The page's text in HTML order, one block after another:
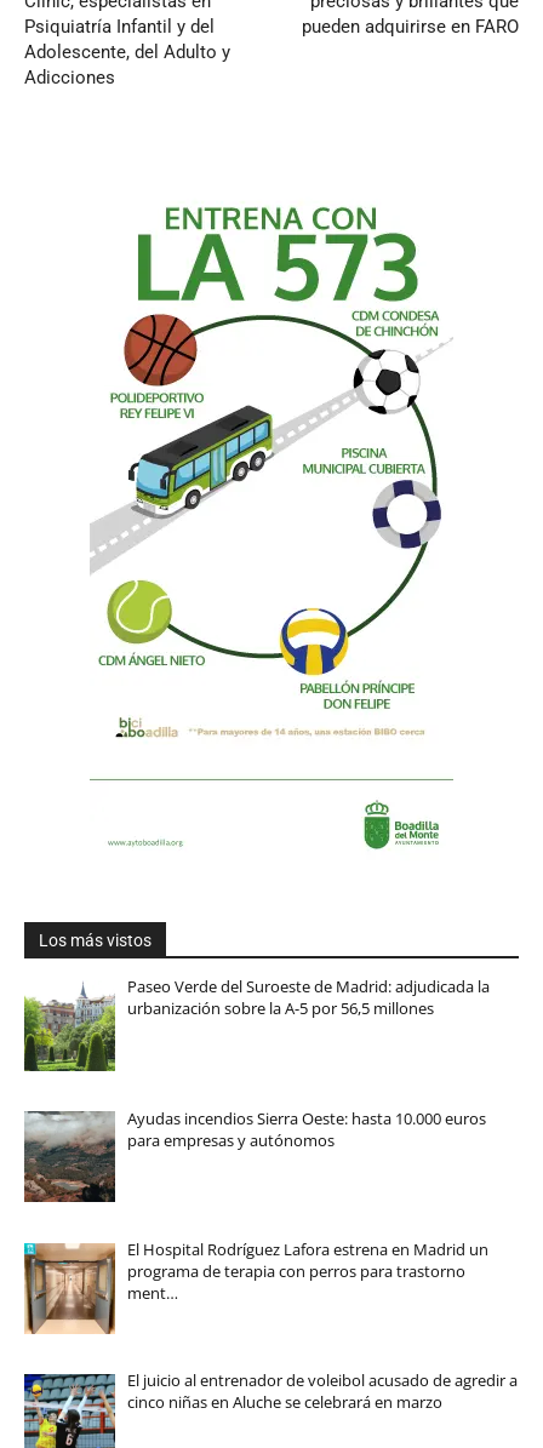
Psiquiatría Infantil y del
Adolescente, del Adulto y
Adicciones
pueden adquirirse en FARO
Los más vistos
Paseo Verde del Suroeste de Madrid: adjudicada la
urbanización sobre la A-5 por 56,5 millones
Ayudas incendios Sierra Oeste: hasta 10.000 euros
para empresas y autónomos
El Hospital Rodríguez Lafora estrena en Madrid un
programa de terapia con perros para trastorno
ment…
El juicio al entrenador de voleibol acusado de agredir a
cinco niñas en Aluche se celebrará en marzo